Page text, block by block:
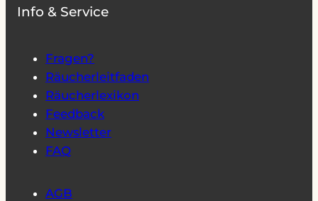
Info & Service
Fragen?
Räucherleitfaden
Räucherlexikon
Feedback
Newsletter
FAQ
AGB